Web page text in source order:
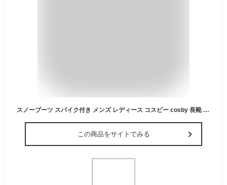
スノーブーツ スパイク付き メンズ レディース コスビー cosby 長靴 耐水圧5000mm 撥水・耐水コーティング 雪 雨 防寒 滑らない靴
この商品をサイトでみる